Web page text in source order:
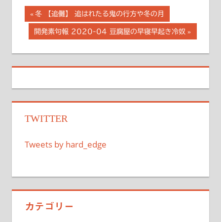
投
稿
ナ
ゲ
ョ
前
の
記
冬 【追儺】 追はれたる鬼の行方や冬の月
次
記
事:
開発素句報 2020-04 豆腐屋の早寝早起き冷奴
TWITTER
Tweets by hard_edge
カテゴリー